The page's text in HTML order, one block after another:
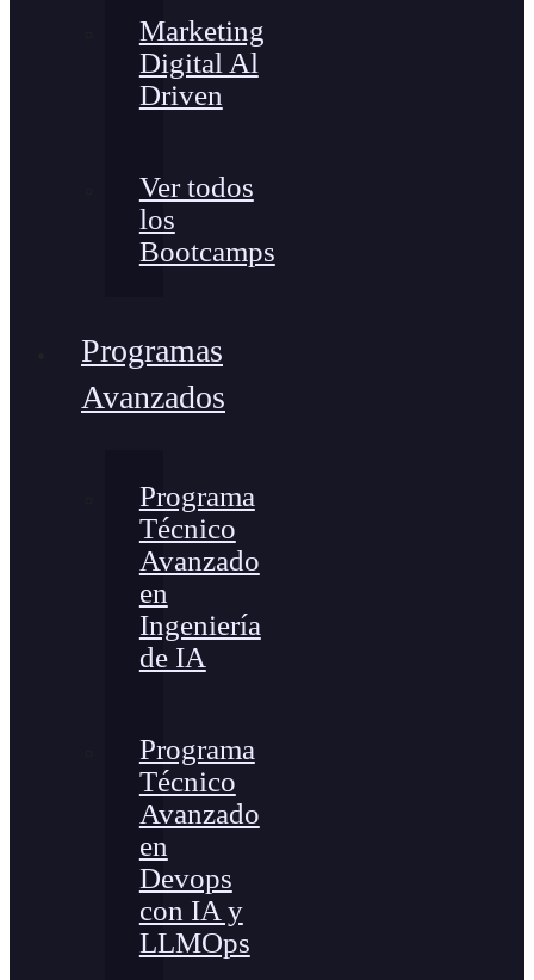
Marketing
Digital Al
Driven
Ver todos
los
Bootcamps
Programas
Avanzados
Programa
Técnico
Avanzado
en
Ingeniería
de IA
Programa
Técnico
Avanzado
en
Devops
con IA y
LLMOps